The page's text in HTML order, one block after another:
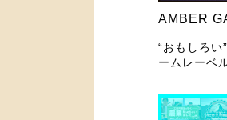
AMBER
“おもしろ
ームレーベ